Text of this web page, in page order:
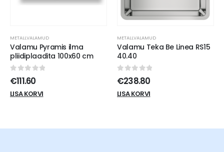
METALLVALAMUD
Valamu Pyramis ilma
pliidiplaadita 100x60 cm
0out of 5
€111.60
LISA KORVI
METALLVALAMUD
Valamu Teka Be Linea RS15
40.40
0out of 5
€238.80
LISA KORVI